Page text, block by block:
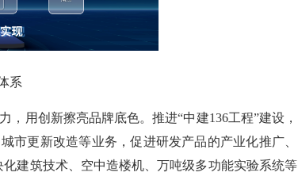
系
用创新擦亮品牌底色。推进“中建136工程”建设，
市更新改造等业务，促进研发产品的产业化推广、
建筑技术、空中造楼机、万吨级多功能实验系统等